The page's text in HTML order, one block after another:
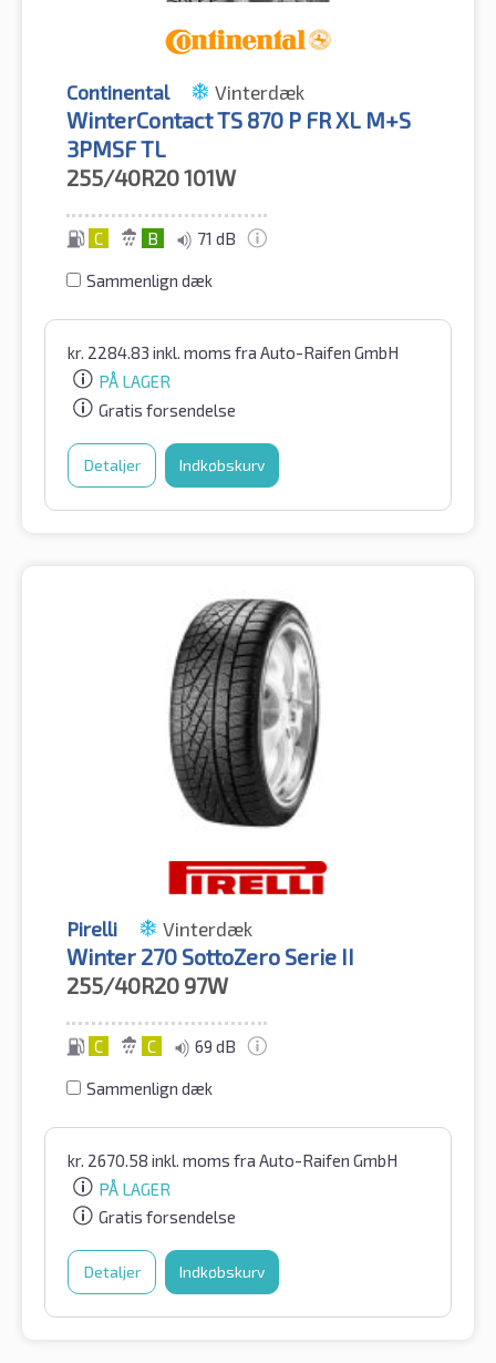
Continental Vinterdæk
WinterContact TS 870 P FR XL M+S
3PMSF TL
255/40R20101W
C B 71 dB
Sammenlign dæk
kr. 2284.83 inkl. moms fra Auto-Raifen GmbH
PÅ LAGER
Gratis forsendelse
Detaljer Indkøbskurv
Pirelli Vinterdæk
Winter 270 SottoZero Serie II
255/40R20 97W
C C 69 dB
Sammenlign dæk
kr. 2670.58 inkl. moms fra Auto-Raifen GmbH
PÅ LAGER
Gratis forsendelse
Detaljer Indkøbskurv